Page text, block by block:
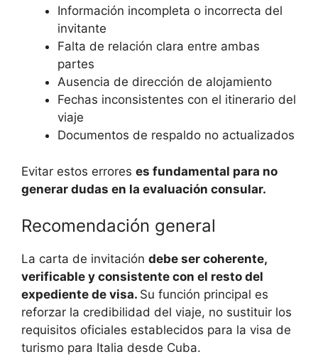
Información incompleta o incorrecta del
invitante
Falta de relación clara entre ambas
partes
Ausencia de dirección de alojamiento
Fechas inconsistentes con el itinerario del
viaje
Documentos de respaldo no actualizados
Evitar estos errores es fundamental para no
generar dudas en la evaluación consular.
Recomendación general
La carta de invitación debe ser coherente,
verificable y consistente con el resto del
expediente de visa. Su función principal es
reforzar la credibilidad del viaje, no sustituir los
requisitos oficiales establecidos para la visa de
turismo para Italia desde Cuba.